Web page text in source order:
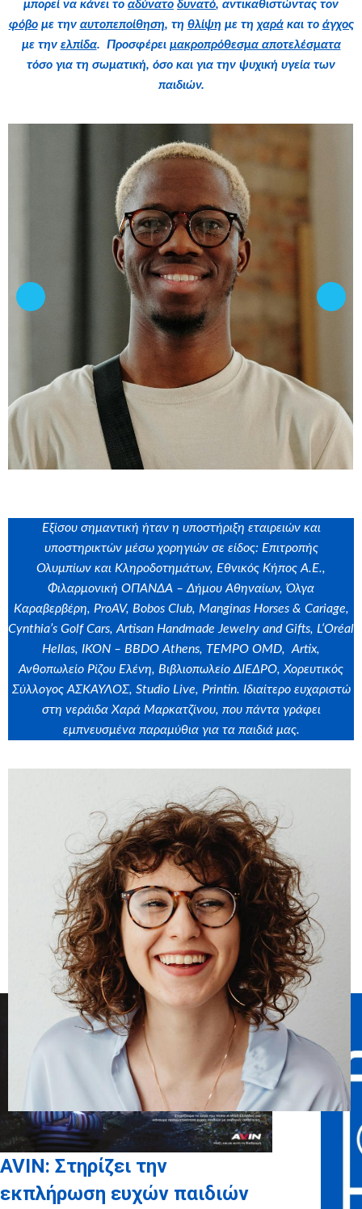
μπορεί να κάνει το αδύνατο δυνατό, αντικαθιστώντας τον
φόβομε την αυτοπεποίθηση, τη θλίψη με τη χαράκαι το άγχος
με την ελπίδα. Προσφέρει μακροπρόθεσμα αποτελέσματα
τόσο για τη σωματική, όσο και για την ψυχική υγεία των
παιδιών.
Εξίσου σημαντική ήταν η υποστήριξη εταιρειών και
υποστηρικτών μέσω χορηγιών σε είδος: Επιτροπής
Ολυμπίων και Κληροδοτημάτων, Εθνικός Κήπος Α.Ε.,
Φιλαρμονική ΟΠΑΝΔΑ – Δήμου Αθηναίων, Όλγα
Καραβερβέρη, ProAV, Bobos Club, Manginas Horses & Cariage,
Cynthia’s Golf Cars, Artisan Handmade Jewelry and Gifts, L‘Oréal
Hellas, IKON – BBDO Athens, TEMPO OMD, Artix,
Ανθοπωλείο Ρίζου Ελένη, Βιβλιοπωλείο ΔΙΕΔΡΟ, Χορευτικός
Σύλλογος ΑΣΚΑΥΛΟΣ, Studio Live, Printin. Ιδιαίτερο ευχαριστώ
στη νεράιδα Χαρά Μαρκατζίνου, που πάντα γράφει
εμπνευσμένα παραμύθια για τα παιδιά μας.
Σχετικά άρθρα
AVIN: Στηρίζει την
εκπλήρωση ευχών παιδιών